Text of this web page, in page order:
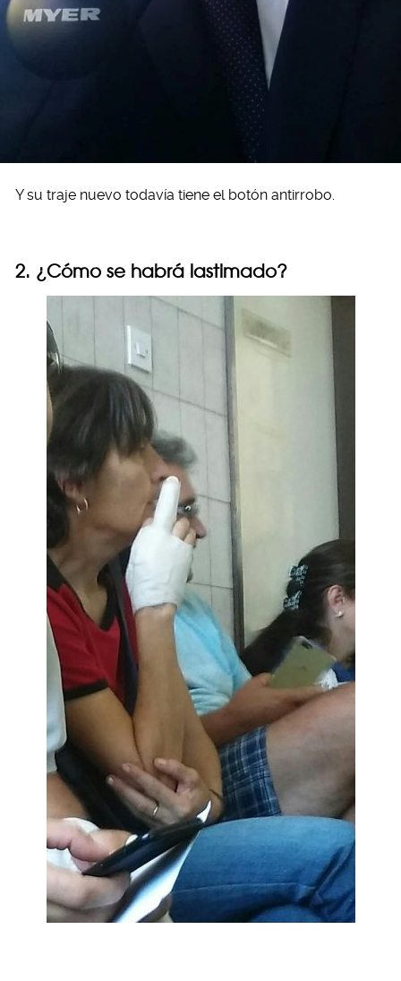
Y su traje nuevo todavía tiene el botón antirrobo.
2. ¿Cómo se habrá lastimado?